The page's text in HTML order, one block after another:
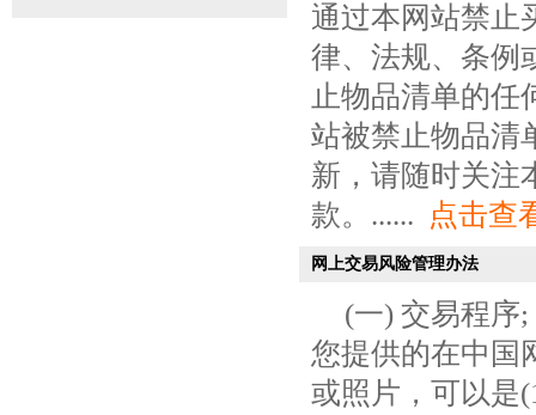
通过本网站禁止
律、法规、条例
止物品清单的任
站被禁止物品清
新，请随时关注
款。...... 点击查
网上交易风险管理办法
(一) 交易程序
您提供的在中国
或照片，可以是